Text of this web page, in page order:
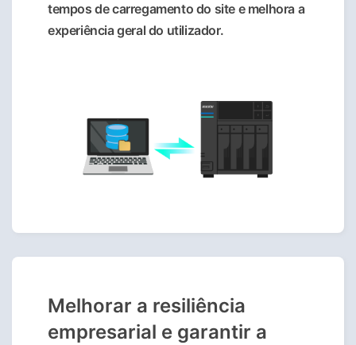
tempos de carregamento do site e melhora a
experiência geral do utilizador.
Melhorar a resiliência
empresarial e garantir a